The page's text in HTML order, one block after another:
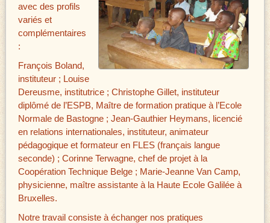
avec des profils
variés et
complémentaires
:
François Boland,
instituteur ; Louise
Dereusme, institutrice ; Christophe Gillet, instituteur
diplômé de l’ESPB, Maître de formation pratique à l’Ecole
Normale de Bastogne ; Jean-Gauthier Heymans, licencié
en relations internationales, instituteur, animateur
pédagogique et formateur en FLES (français langue
seconde) ; Corinne Terwagne, chef de projet à la
Coopération Technique Belge ; Marie-Jeanne Van Camp,
physicienne, maître assistante à la Haute Ecole Galilée à
Bruxelles.
Notre travail consiste à échanger nos pratiques